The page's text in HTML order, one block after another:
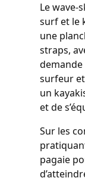
Le wave-
surf et le
une
straps,
surfeur
un
et de
Sur les
pagaie